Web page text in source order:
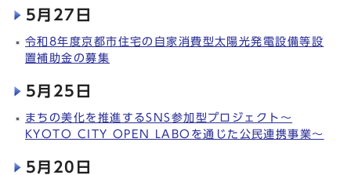
5月27日
令和8年度京都市住宅の自家消費型太陽光発電設備等設
置補助金の募集
5月25日
まちの美化を推進するSNS参加型プロジェクト～
KYOTO CITY OPEN LABOを通じた公民連携事業～
5月20日